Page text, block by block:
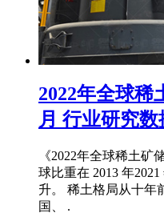
2022年全球稀
月 行业研究数
《2022年全球稀土矿
球比重在 2013 年
升。 稀土格局从十年
国、 .